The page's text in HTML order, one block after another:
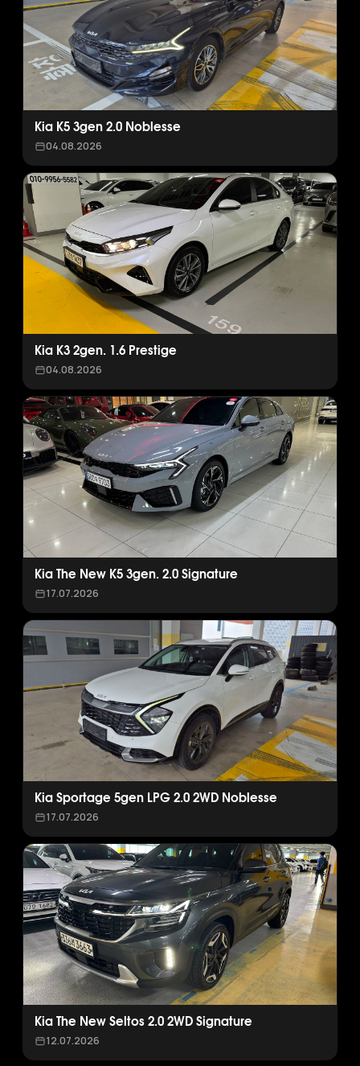
Kia K5 3gen 2.0 Noblesse
04.08.2026
Kia K3 2gen. 1.6 Prestige
04.08.2026
Kia The New K5 3gen. 2.0 Signature
17.07.2026
Kia Sportage 5gen LPG 2.0 2WD Noblesse
17.07.2026
Kia The New Seltos 2.0 2WD Signature
12.07.2026